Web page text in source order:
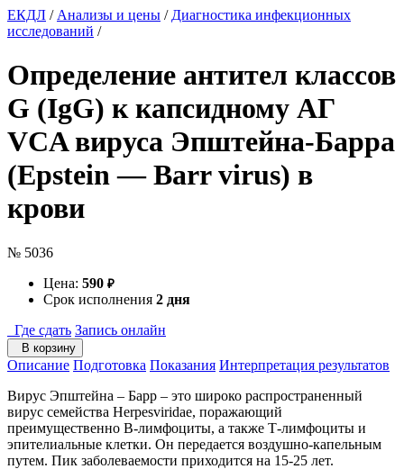
ЕКДЛ / Анализы и цены / Диагностика инфекционных
исследований /
Определение антител классов
G (IgG) к капсидному АГ
VCA вируса Эпштейна-Барра
(Epstein — Barr virus) в
крови
№ 5036
Цена: 590 ₽
Срок исполнения 2 дня
Где сдать Запись онлайн
В корзину
Описание Подготовка Показания Интерпретация результатов
Вирус Эпштейна – Барр – это широко распространенный
вирус семейства Herpesviridae, поражающий
преимущественно B-лимфоциты, а также Т-лимфоциты и
эпителиальные клетки. Он передается воздушно-капельным
путем. Пик заболеваемости приходится на 15-25 лет.